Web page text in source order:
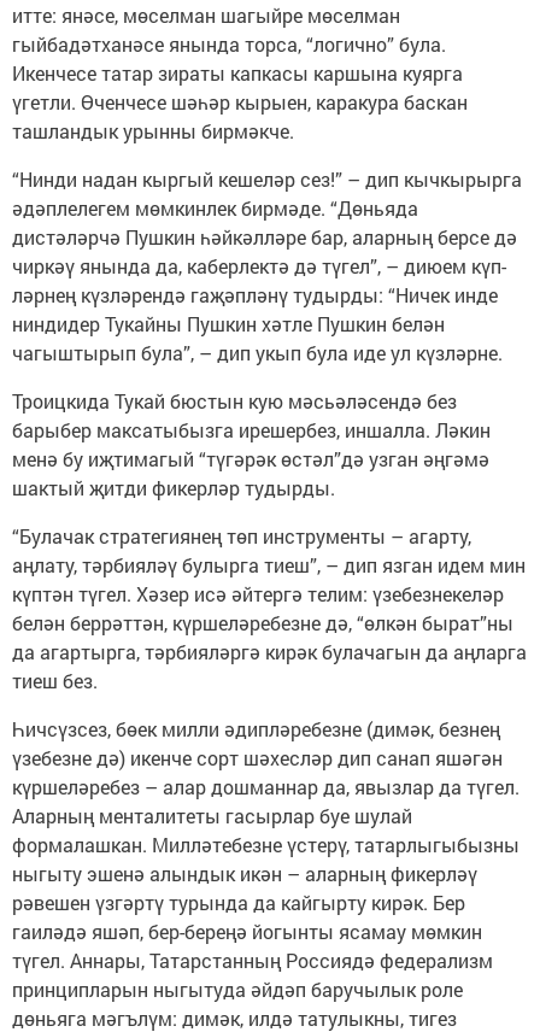
итте: янәсе, мөселман шагыйре мөселман
гыйбадәтханәсе янында торса, “логично” була.
Икенчесе татар зираты капкасы каршына куярга
үгетли. Өченчесе шәһәр кырыен, каракура баскан
ташландык урынны бирмәкче.
“Нинди надан кыргый кешеләр сез!” – дип кычкырырга
әдәплелегем мөмкинлек бирмәде. “Дөньяда
дистәләрчә Пушкин һәйкәлләре бар, аларның берсе дә
чиркәү янында да, каберлектә дә түгел”, – диюем күп­
ләрнең күзләрендә гаҗәпләнү тудырды: “Ничек инде
ниндидер Тукайны Пушкин хәтле Пушкин белән
чагыштырып була”, – дип укып була иде ул күзләрне.
Троицкида Тукай бюстын кую мәсьәләсендә без
барыбер максатыбызга ирешербез, иншалла. Ләкин
менә бу иҗтимагый “түгәрәк өстәл”дә узган әңгәмә
шактый җитди фикерләр тудырды.
“Булачак стратегиянең төп инструменты – агарту,
аңлату, тәрбияләү булырга тиеш”, – дип язган идем мин
күптән түгел. Хәзер исә әйтергә телим: үзебезнекеләр
белән беррәттән, күршеләребезне дә, “өлкән бырат”ны
да агартырга, тәрбияләргә кирәк булачагын да аңларга
тиеш без.
Һичсүзсез, бөек милли әдип­ләребезне (димәк, безнең
үзебезне дә) икенче сорт шәхесләр дип санап яшәгән
күршеләребез – алар дошманнар да, явызлар да түгел.
Аларның менталитеты гасырлар буе шулай
формалашкан. Милләтебезне үстерү, татарлыгыбызны
ныгыту эшенә алындык икән – аларның фикерләү
рәвешен үзгәртү турында да кайгырту кирәк. Бер
гаиләдә яшәп, бер-береңә йогынты ясамау мөмкин
түгел. Аннары, Татарстанның Россиядә федерализм
принципларын ныгытуда әйдәп баручылык роле
дөньяга мәгълүм: димәк, илдә татулыкны, тигез